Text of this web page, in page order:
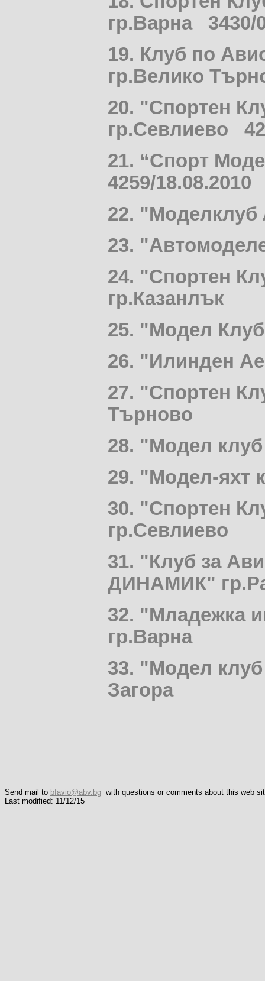
гр.Варна 3430/
19. Клуб по
гр.Велико
20. "Спортен
гр.Севлиево
21. “Спорт
4259/18.08.2010
22. "Моделклуб
23. "
24. "Спортен
гр.Казанлък
25. "Модел
26. "Илинден
27. "Спортен
Търново
28. "Модел
29. "Модел-яхт
30. "Спортен
гр.Севлиево
31. "Клуб за
ДИНАМИК"
32. "Младежка
гр.Варна
33. "Модел клуб
Загора
Send mail to bfavio@abv.bg with questions or comments about this web
Last modified: 11/12/15